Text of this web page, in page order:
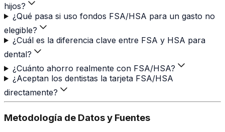
hijos?
¿Qué pasa si uso fondos FSA/HSA para un gasto no
elegible?
¿Cuál es la diferencia clave entre FSA y HSA para
dental?
¿Cuánto ahorro realmente con FSA/HSA?
¿Aceptan los dentistas la tarjeta FSA/HSA
directamente?
Metodología de Datos y Fuentes